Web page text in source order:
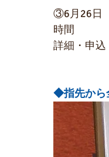
③6月26日
時間　　
詳細・申
◆指先から